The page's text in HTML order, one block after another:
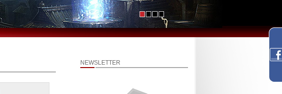
NEWSLETTER